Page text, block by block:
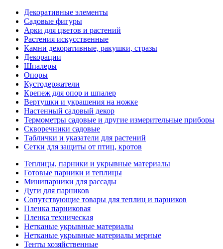
Декоративные элементы
Садовые фигуры
Арки для цветов и растений
Растения искусственные
Камни декоративные, ракушки, стразы
Декорации
Шпалеры
Опоры
Кустодержатели
Крепеж для опор и шпалер
Вертушки и украшения на ножке
Настенный садовый декор
Термометры садовые и другие измерительные приборы
Скворечники садовые
Таблички и указатели для растений
Сетки для защиты от птиц, кротов
Теплицы, парники и укрывные материалы
Готовые парники и теплицы
Минипарники для рассады
Дуги для парников
Сопутствующие товары для теплиц и парников
Пленка парниковая
Пленка техническая
Нетканые укрывные материалы
Нетканые укрывные материалы мерные
Тенты хозяйственные